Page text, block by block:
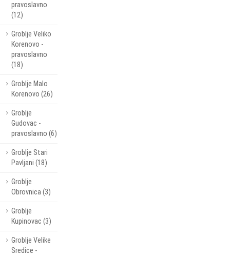
pravoslavno
(12)
Groblje Veliko
Korenovo -
pravoslavno
(18)
Groblje Malo
Korenovo (26)
Groblje
Gudovac -
pravoslavno (6)
Groblje Stari
Pavljani (18)
Groblje
Obrovnica (3)
Groblje
Kupinovac (3)
Groblje Velike
Sredice -